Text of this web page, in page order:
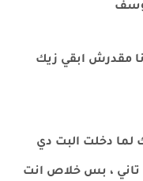
مقدرش ابقي زيك
لما دخلت البت دي
تاني ، بس خلاص انت